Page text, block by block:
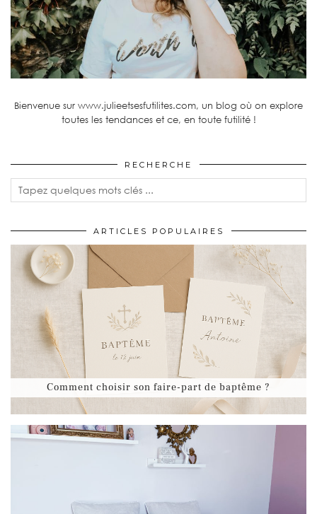
Bienvenue sur www.julieetsesfutilites.com, un blog où on explore
toutes les tendances et ce, en toute futilité !
RECHERCHE
ARTICLES POPULAIRES
Comment choisir son faire-part de baptême ?